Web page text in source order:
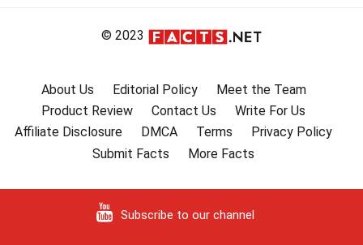
© 2023
About Us Editorial Policy
Meet the Team
Product Review
Contact Us
Write For Us
Affiliate Disclosure
DMCA Terms
Privacy Policy
Submit Facts
More Facts
Subscribe to our channel